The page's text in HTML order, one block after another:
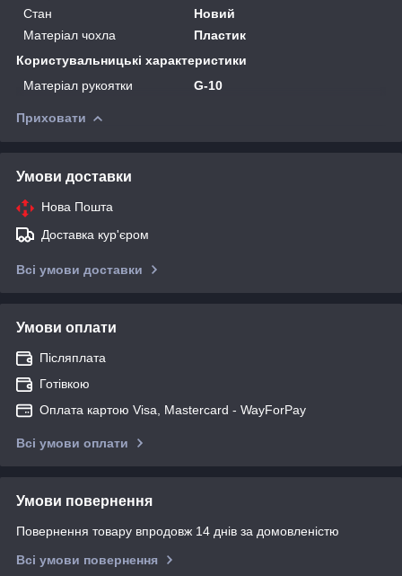
Стан
Новий
Матеріал чохла
Пластик
Користувальницькі характеристики
Матеріал рукоятки
G-10
Приховати
Умови доставки
Нова Пошта
Доставка кур'єром
Всі умови доставки
Умови оплати
Післяплата
Готівкою
Оплата картою Visa, Mastercard - WayForPay
Всі умови оплати
Умови повернення
Повернення товару впродовж 14 днів за домовленістю
Всі умови повернення